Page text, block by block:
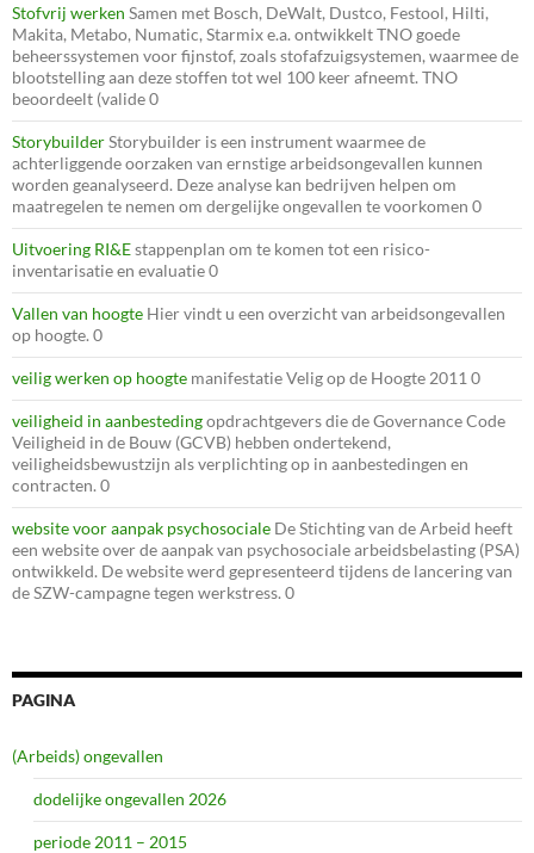
Stofvrij werken Samen met Bosch, DeWalt, Dustco, Festool, Hilti,
Makita, Metabo, Numatic, Starmix e.a. ontwikkelt TNO goede
beheerssystemen voor fijnstof, zoals stofafzuigsystemen, waarmee de
blootstelling aan deze stoffen tot wel 100 keer afneemt. TNO
beoordeelt (valide 0
StorybuilderStorybuilder is een instrument waarmee de
achterliggende oorzaken van ernstige arbeidsongevallen kunnen
worden geanalyseerd. Deze analyse kan bedrijven helpen om
maatregelen te nemen om dergelijke ongevallen te voorkomen 0
Uitvoering RI&Estappenplan om te komen tot een risico-
inventarisatie en evaluatie 0
Vallen van hoogte Hier vindt u een overzicht van arbeidsongevallen
op hoogte. 0
veilig werken op hoogte manifestatie Velig op de Hoogte 2011 0
veiligheid in aanbestedingopdrachtgevers die de Governance Code
Veiligheid in de Bouw (GCVB) hebben ondertekend,
veiligheidsbewustzijn als verplichting op in aanbestedingen en
contracten. 0
website voor aanpak psychosociale De Stichting van de Arbeid heeft
een website over de aanpak van psychosociale arbeidsbelasting (PSA)
ontwikkeld. De website werd gepresenteerd tijdens de lancering van
de SZW-campagne tegen werkstress. 0
PAGINA
(Arbeids) ongevallen
dodelijke ongevallen 2026
periode 2011 – 2015